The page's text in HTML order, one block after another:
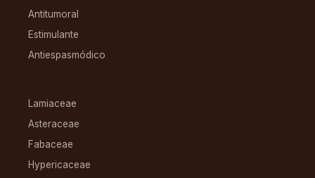
Antitumoral
Estimulante
Antiespasmódico
Lamiaceae
Asteraceae
Fabaceae
Hypericaceae